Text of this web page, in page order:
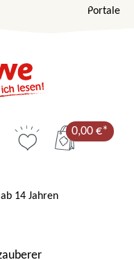
Portale
0,00 €*
ab 14 Jahren